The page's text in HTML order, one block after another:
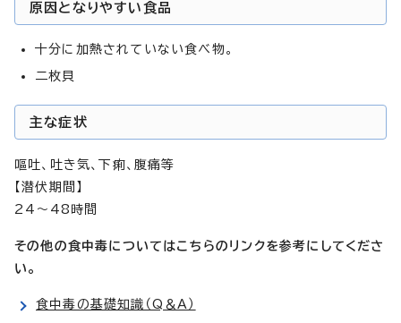
原因となりやすい食品
十分に加熱されていない食べ物。
二枚貝
主な症状
嘔吐、吐き気、下痢、腹痛等
【潜伏期間】
24～48時間
その他の食中毒についてはこちらのリンクを参考にしてくださ
い。
食中毒の基礎知識（Q＆A）